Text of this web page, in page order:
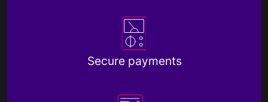
Secure payments